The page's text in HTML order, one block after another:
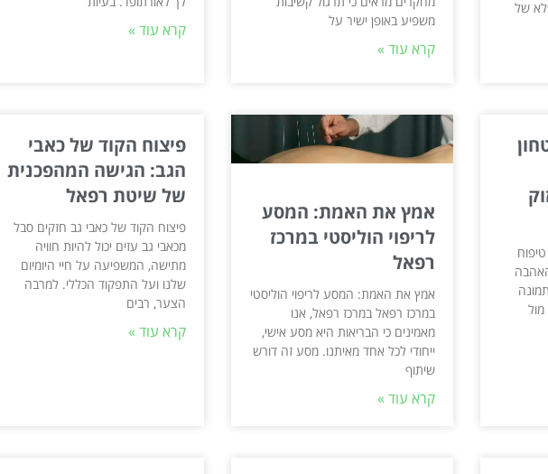
של
משפיע באופן ישיר על
קרא עוד »
קרא עוד »
אמץ את האמת: המסע
לריפוי הוליסטי במרכז
רפאל
אמץ את האמת: המסע לריפוי הוליסטי
במרכז רפאל במרכז רפאל, אנו
מאמינים כי הבריאות היא מסע אישי,
ייחודי לכל אחד מאיתנו. מסע זה דורש
שיתוף
קרא עוד »
פיצוח הקוד של כאבי
הגב: הגישה המהפכנית
של שיטת רפאל
פיצוח הקוד של כאבי גב חזקים סבל
מכאבי גב עזים יכול להיות חוויה
מתישה, המשפיעה על חיי היומיום
שלנו ועל התפקוד הכללי. למרבה
הצער, רבים
קרא עוד »